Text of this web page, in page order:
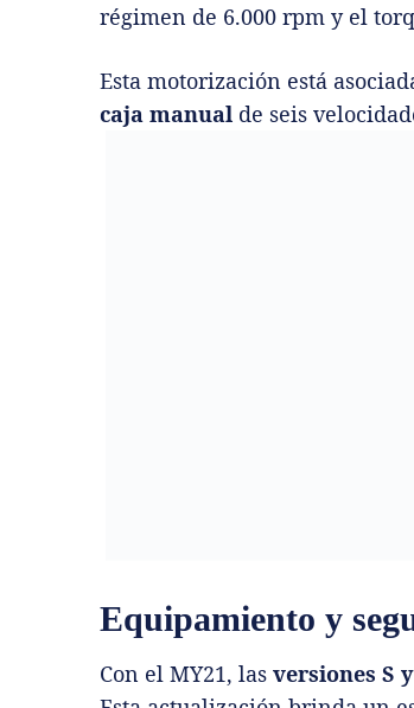
régimen de 6.000 rpm y el
Esta motorización está
caja manual de seis
Equipamiento y
Con el MY21, las versiones S